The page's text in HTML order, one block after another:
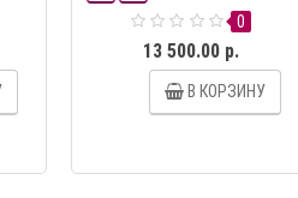
0
13 500.00 р.
В КОРЗИНУ